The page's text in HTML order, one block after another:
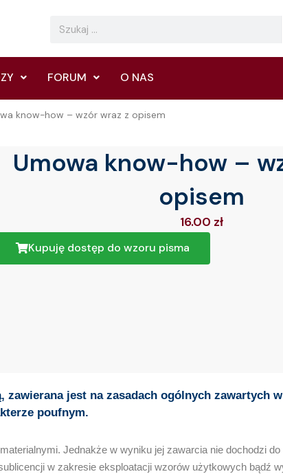
Search
FORUM O NAS
know-how – wzór wraz z opisem
Umowa know-how –
opisem
16.00 zł
Kupuję dostęp do wzoru pisma
zawierana jest na zasadach ogólnych
poufnym.
Jednakże w wyniku jej zawarcia nie dochodzi
w zakresie eksploatacji wzorów użytkowych bądź